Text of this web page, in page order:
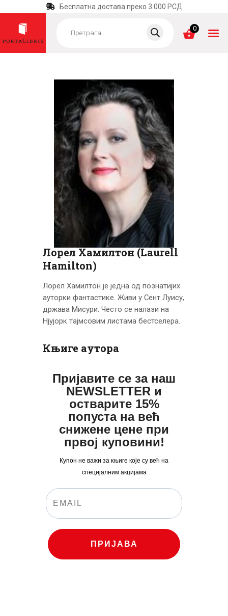
Бесплатна достава преко 3.000 РСД
search 0
ПОЧЕТНА
КАТЕГОРИЈЕ
НАЈПРОДАВАНИЈЕ
НОВЕ КЊИГЕ
ОТРГНУТО ОД
ЗАБОРАВА
АУТОРИ
АКТУЕЛНОСТИ
ЦЕНОВНИК
ПИСМО
Лорел Хамилтон (Laurell
Hamilton)
Лорел Хамилтон је једна од познатијих
ауторки фантастике. Живи у Сент Луису,
држава Мисури. Често се налази на
Нјујорк тајмсовим листама бестселера.
Књиге аутора
Пријавите се за наш
NEWSLETTER и
остварите 15%
попуста на већ
снижене цене при
првој куповини!
Купон не важи за књиге које су већ на
специјалним акцијама
ПРИЈАВА